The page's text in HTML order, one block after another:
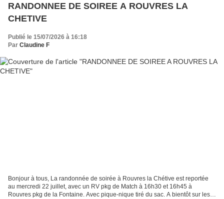
RANDONNEE DE SOIREE A ROUVRES LA
CHETIVE
Publié le 15/07/2026 à 16:18
Par Claudine F
Bonjour à tous, La randonnée de soirée à Rouvres la Chétive est reportée
au mercredi 22 juillet, avec un RV pkg de Match à 16h30 et 16h45 à
Rouvres pkg de la Fontaine. Avec pique-nique tiré du sac. A bientôt sur les